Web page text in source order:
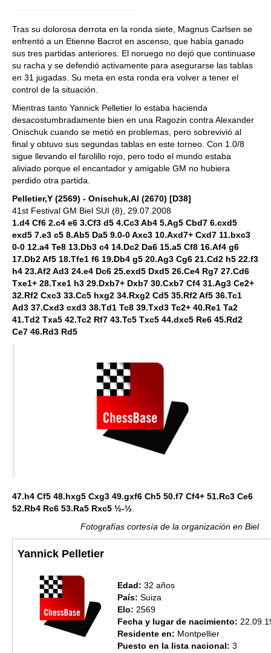
Tras su dolorosa derrota en la ronda siete, Magnus Carlsen se
enfrentó a un Etienne Bacrot en ascenso, que había ganado
sus tres partidas anteriores. El noruego no dejó que continuase
su racha y se defendió activamente para asegurarse las tablas
en 31 jugadas. Su meta en esta ronda era volver a tener el
control de la situación.
Mientras tanto Yannick Pelletier lo estaba hacienda
desacostumbradamente bien en una Ragozin contra Alexander
Onischuk cuando se metió en problemas, pero sobrevivió al
final y obtuvo sus segundas tablas en este torneo. Con 1.0/8
sigue llevando el farolillo rojo, pero todo el mundo estaba
aliviado porque el encantador y amigable GM no hubiera
perdido otra partida.
Pelletier,Y (2569) - Onischuk,Al (2670) [D38]
41st Festival GM Biel SUI (8), 29.07.2008
1.d4 Cf6 2.c4 e6 3.Cf3 d5 4.Cc3 Ab4 5.Ag5 Cbd7 6.cxd5
exd5 7.e3 c5 8.Ab5 Da5 9.0-0 Axc3 10.Axd7+ Cxd7 11.bxc3
0-0 12.a4 Te8 13.Db3 c4 14.Dc2 Da6 15.a5 Cf8 16.Af4 g6
17.Db2 Af5 18.Tfe1 f6 19.Db4 g5 20.Ag3 Cg6 21.Cd2 h5 22.f3
h4 23.Af2 Ad3 24.e4 Dc6 25.exd5 Dxd5 26.Ce4 Rg7 27.Cd6
Txe1+ 28.Txe1 h3 29.Dxb7+ Dxb7 30.Cxb7 Cf4 31.Ag3 Ce2+
32.Rf2 Cxc3 33.Cc5 hxg2 34.Rxg2 Cd5 35.Rf2 Af5 36.Tc1
Ad3 37.Cxd3 cxd3 38.Td1 Tc8 39.Txd3 Tc2+ 40.Re1 Ta2
41.Td2 Txa5 42.Tc2 Rf7 43.Tc5 Txc5 44.dxc5 Re6 45.Rd2
Ce7 46.Rd3 Rd5
47.h4 Cf5 48.hxg5 Cxg3 49.gxf6 Ch5 50.f7 Cf4+ 51.Rc3 Ce6
52.Rb4 Rc6 53.Ra5 Rxc5 ½-½
Fotografías cortesía de la organización en Biel
Yannick Pelletier
Edad: 32 años
País: Suiza
Elo: 2569
Fecha y lugar de nacimiento:
Residente en: Montpellier
Puesto en la lista nacional: 3